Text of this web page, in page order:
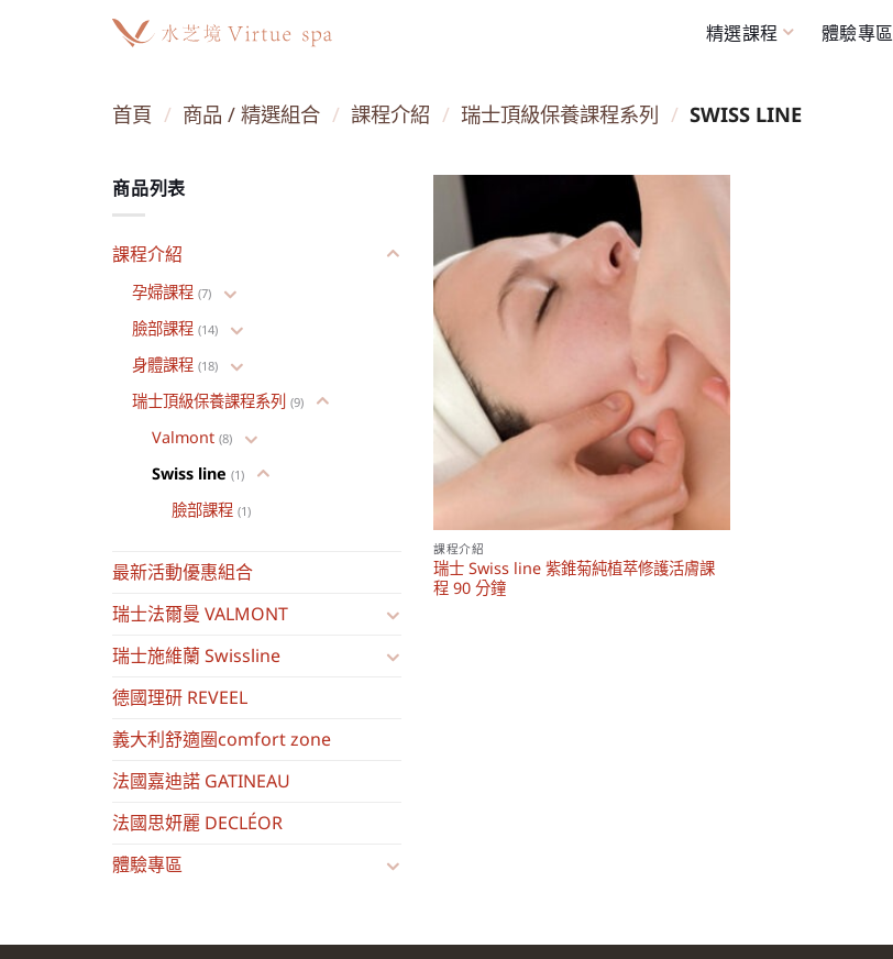
精選課程 體驗專區
首頁 / 商品 / 精選組合 / 課程介紹 / 瑞士頂級保養課程系列 / SWISS LINE
商品列表
課程介紹
孕婦課程 (7)
臉部課程 (14)
身體課程 (18)
瑞士頂級保養課程系列 (9)
Valmont (8)
Swiss line (1)
臉部課程 (1)
最新活動優惠組合
瑞士法爾曼 VALMONT
瑞士施維蘭 Swissline
德國理研 REVEEL
義大利舒適圈comfort zone
法國嘉迪諾 GATINEAU
法國思妍麗 DECLÉOR
體驗專區
課程介紹
瑞士 Swiss line 紫錐菊純植萃修護活膚課
程 90 分鐘